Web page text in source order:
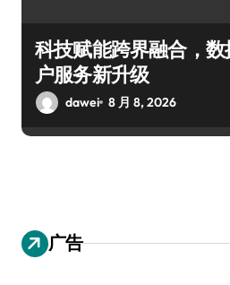
科技赋能跨界融合，
户服务新升级
dawei 8 月 8, 2026
广告